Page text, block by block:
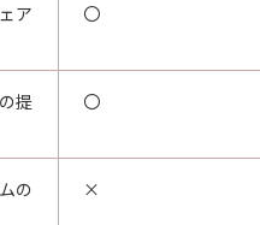
ア
〇
提
〇
の
×